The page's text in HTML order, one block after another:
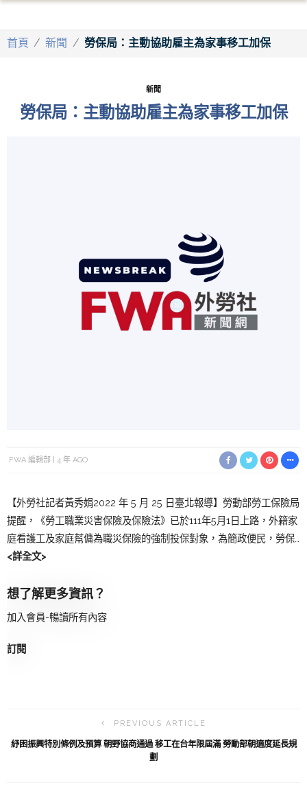
首頁 / 新聞 / 勞保局：主動協助雇主為家事移工加保
新聞
勞保局：主動協助雇主為家事移工加保
FWA 編輯部 4 年 AGO
【外勞社記者黃秀娟2022 年 5 月 25 日臺北報導】勞動部勞工保險局
提醒，《勞工職業災害保險及保險法》已於111年5月1日上路，外籍家
庭看護工及家庭幫傭為職災保險的強制投保對象，為簡政便民，勞保…
<詳全文>
想了解更多資訊？
加入會員-暢讀所有內容
訂閱
PREVIOUS ARTICLE
紓困振興特別條例及預算 朝野協商通過 移工在台年限屆滿 勞動部朝適度延長規
劃